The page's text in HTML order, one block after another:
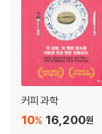
스, 공민관 역할을 하
5장 커피나무, 세계로
아라비카 2대 품종
로맨스의 결과? 122·
이 되는 나무’ 125
커피 과학
16,200원
10%